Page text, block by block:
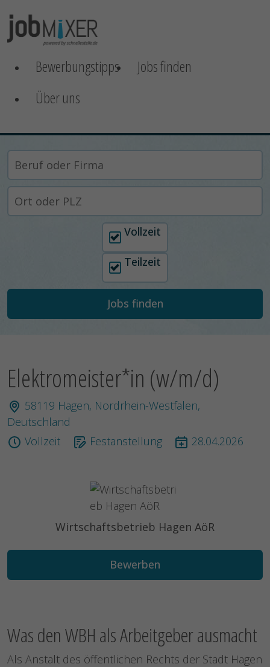
Bewerbungstipps
Jobs finden
Über uns
Arbeitszeit auswählen
Vollzeit
Teilzeit
Elektromeister*in (w/m/d)
58119 Hagen, Nordrhein-Westfalen,
Deutschland
Vollzeit
Festanstellung 28.04.2026
Wirtschaftsbetrieb Hagen AöR
Bewerben
Was den WBH als Arbeitgeber ausmacht
Als Anstalt des öffentlichen Rechts der Stadt Hagen